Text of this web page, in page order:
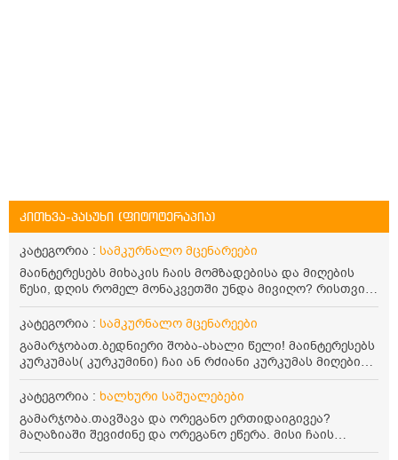
კითხვა-პასუხი (ფიტოტერაპია)
კატეგორია : სამკურნალო მცენარეები
მაინტერესებს მიხაკის ჩაის მომზადებისა და მიღების
წესი, დღის რომელ მონაკვეთში უნდა მივიღო? რისთვის
არის სასარგებლო და უკუჩვენება თუ აქვს
კატეგორია : სამკურნალო მცენარეები
გამარჯობათ.ბედნიერი შობა-ახალი წელი! მაინტერესებს
კურკუმას( კურკუმინი) ჩაი ან რძიანი კურკუმას მიღების
წესი. მაინტერესებდა და წავიკითხე ასეთი ინფორმაცია:
კურკუმას გააჩნია ანთების საწინააღმდეგო,
უნდა მივიღოთო ცხიმთან და შავ პილპილთან ერთად
ეფექტურობის მიზნით. 1) პირველი ვარიანტი არის ჩაი:
კატეგორია : ხალხური საშუალებები
გამარჯობა.თავშავა და ორეგანო ერთიდაიგივეა?
მაღაზიაში შევიძინე და ორეგანო ეწერა. მისი ჩაის
დალევის წესი მაინტერესებს.რისთვის არის კარგი?